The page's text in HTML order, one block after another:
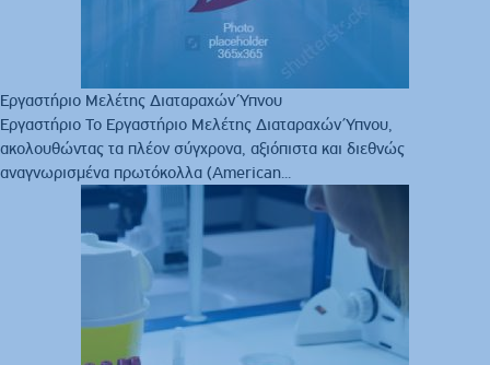
Εργαστήριο Μελέτης Διαταραχών Ύπνου
Εργαστήριο Το Εργαστήριο Μελέτης Διαταραχών Ύπνου,
ακολουθώντας τα πλέον σύγχρονα, αξιόπιστα και διεθνώς
αναγνωρισμένα πρωτόκολλα (American...